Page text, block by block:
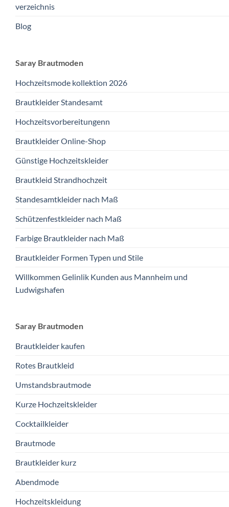
verzeichnis
Blog
Saray Brautmoden
Hochzeitsmode kollektion 2026
Brautkleider Standesamt
Hochzeitsvorbereitungenn
Brautkleider Online-Shop
Günstige Hochzeitskleider
Brautkleid Strandhochzeit
Standesamtkleider nach Maß
Schützenfestkleider nach Maß
Farbige Brautkleider nach Maß
Brautkleider Formen Typen und Stile
Willkommen Gelinlik Kunden aus Mannheim und
Ludwigshafen
Saray Brautmoden
Brautkleider kaufen
Rotes Brautkleid
Umstandsbrautmode
Kurze Hochzeitskleider
Cocktailkleider
Brautmode
Brautkleider kurz
Abendmode
Hochzeitskleidung